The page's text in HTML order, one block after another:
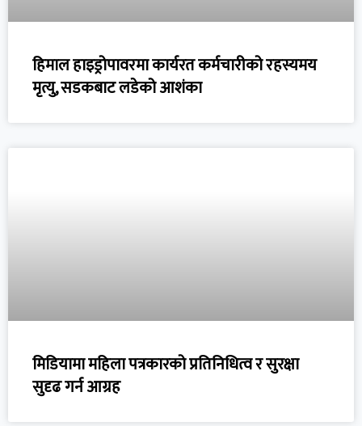
हिमाल हाइड्रोपावरमा कार्यरत कर्मचारीको रहस्यमय
मृत्यु, सडकबाट लडेको आशंका
मिडियामा महिला पत्रकारको प्रतिनिधित्व र सुरक्षा
सुदृढ गर्न आग्रह